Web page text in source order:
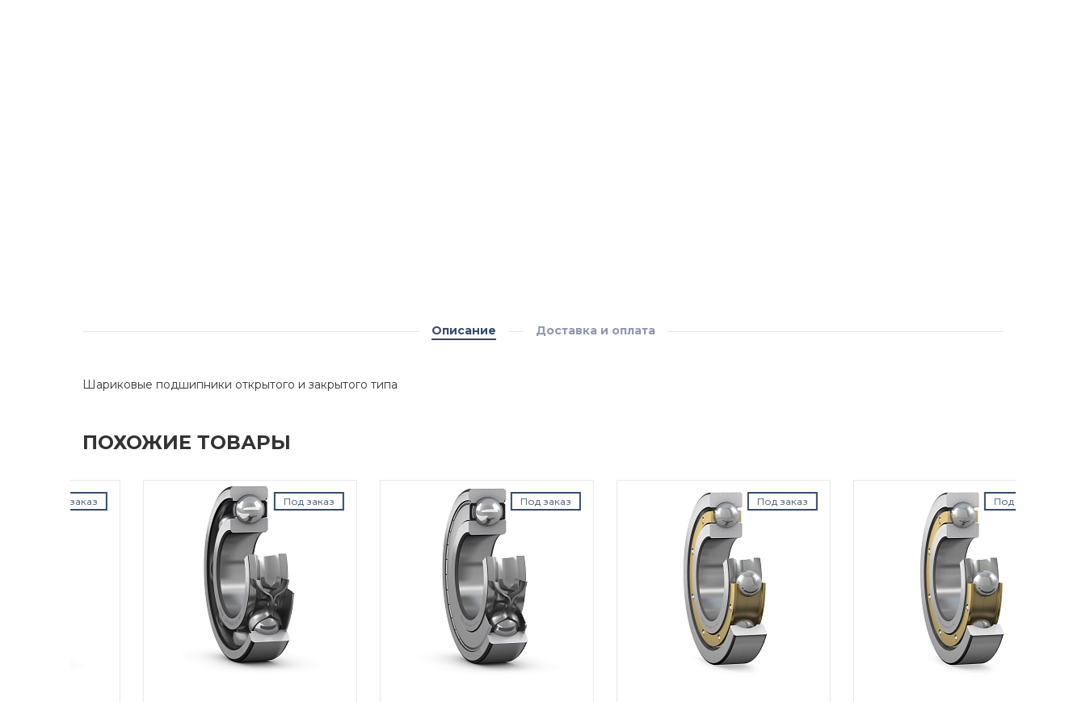
Описание Доставка и оплата
Шариковые подшипники открытого и закрытого типа
ПОХОЖИЕ ТОВАРЫ
Под заказ Под заказ Под заказ Под заказ